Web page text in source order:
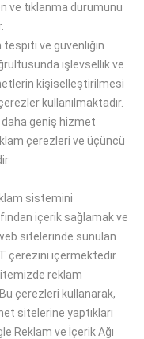
ve tıklanma durumunu
tespiti ve güvenliğin
işlevsellik ve
kişiselleştirilmesi
kullanılmaktadır.
geniş hizmet
çerezleri ve üçüncü
sistemini
içerik sağlamak ve
sitelerinde sunulan
çerezini içermektedir.
reklam
çerezleri kullanarak,
sitelerine yaptıkları
Reklam ve İçerik Ağı